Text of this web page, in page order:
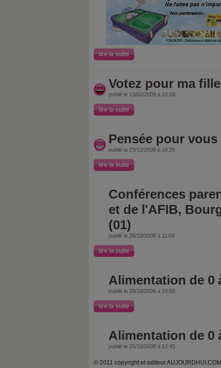
lire la suite
Votez pour ma
publié le 13/02/2009 à 10:08
lire la suite
Pensée pour vous
publié le 23/12/2008 à 16:25
lire la suite
Conférences
et de l'AFIB,
(01)
publié le 28/10/2008 à 11:04
lire la suite
Alimentation de 0
publié le 28/10/2008 à 10:58
lire la suite
Alimentation de 0
publié le 25/10/2008 à 12:45
© 2011 copyright et éditeur